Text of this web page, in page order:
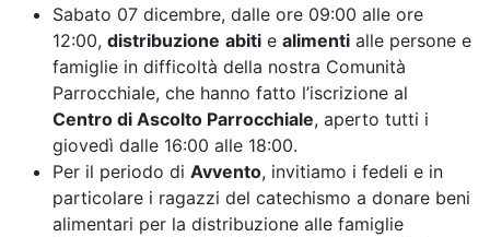
Sabato 07 dicembre, dalle ore 09:00 alle ore
12:00, distribuzione abiti e alimenti alle persone e
famiglie in difficoltà della nostra Comunità
Parrocchiale, che hanno fatto l’iscrizione al
Centro di Ascolto Parrocchiale, aperto tutti i
giovedì dalle 16:00 alle 18:00.
Per il periodo di Avvento, invitiamo i fedeli e in
particolare i ragazzi del catechismo a donare beni
alimentari per la distribuzione alle famiglie